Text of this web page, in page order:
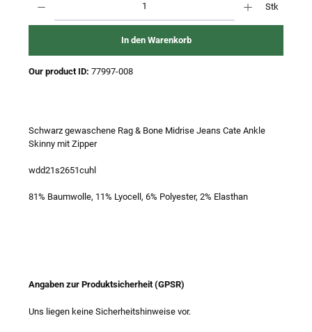
Stk
In den Warenkorb
Our product ID: 77997-008
Schwarz gewaschene Rag & Bone Midrise Jeans Cate Ankle
Skinny mit Zipper
wdd21s2651cuhl
81% Baumwolle, 11% Lyocell, 6% Polyester, 2% Elasthan
Angaben zur Produktsicherheit (GPSR)
Uns liegen keine Sicherheitshinweise vor.